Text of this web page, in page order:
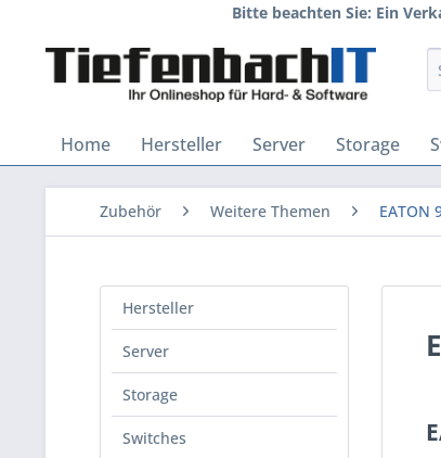
Bitte beachten Sie: Ein
Home Hersteller Server Storage
Zubehör Weitere Themen EATON
Hersteller
Server
Storage
Switches